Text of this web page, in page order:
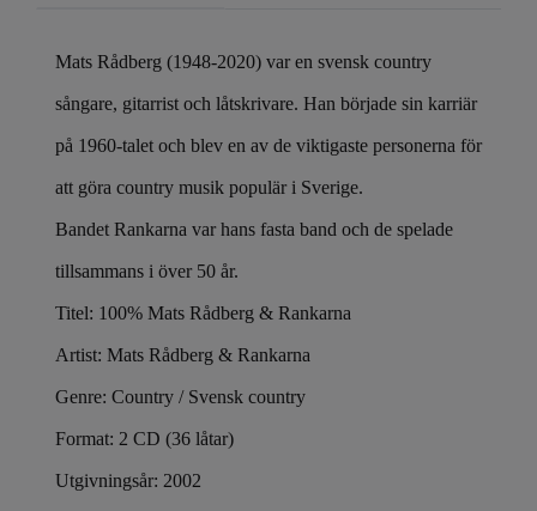
Mats Rådberg (1948-2020) var en svensk country
sångare, gitarrist och låtskrivare. Han började sin karriär
på 1960-talet och blev en av de viktigaste personerna för
att göra country musik populär i Sverige.
Bandet Rankarna var hans fasta band och de spelade
tillsammans i över 50 år.
Titel: 100% Mats Rådberg & Rankarna
Artist: Mats Rådberg & Rankarna
Genre: Country / Svensk country
Format: 2 CD (36 låtar)
Utgivningsår: 2002